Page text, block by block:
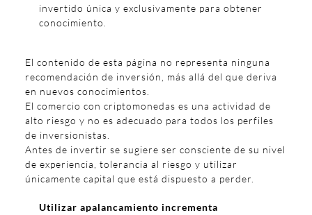
invertido única y exclusivamente para obtener
conocimiento.
El contenido de esta página no representa ninguna
recomendación de inversión, más allá del que deriva
en nuevos conocimientos.
El comercio con criptomonedas es una actividad de
alto riesgo y no es adecuado para todos los perfiles
de inversionistas.
Antes de invertir se sugiere ser consciente de su nivel
de experiencia, tolerancia al riesgo y utilizar
únicamente capital que está dispuesto a perder.
Utilizar apalancamiento incrementa